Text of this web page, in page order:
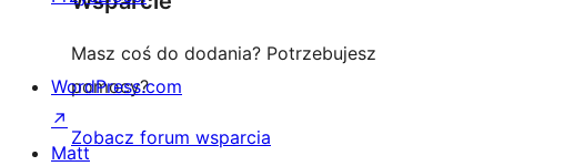
Masz coś do dodania? Potrzebujesz
pomocy?
Zobacz forum wsparcia
WordPress.com
↗
Matt